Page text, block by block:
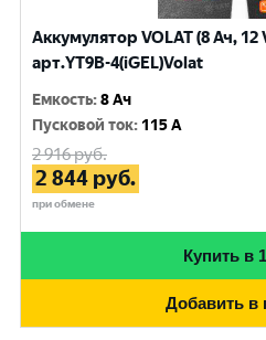
Аккумулятор VOLAT (8 Ач, 12
арт.YT9B-4(iGEL)Volat
Емкость:8 Ач
Пусковой ток: 115 A
2 916руб.
2 844 руб.
при обмене
Купить в
Добавить в